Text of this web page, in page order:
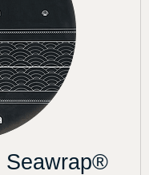
Seawrap®